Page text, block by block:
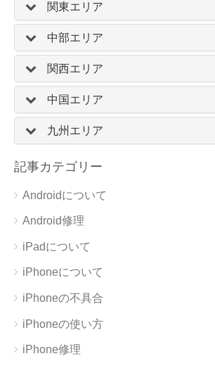
関東エリア
中部エリア
関西エリア
中国エリア
九州エリア
記事カテゴリー
Androidについて
Android修理
iPadについて
iPhoneについて
iPhoneの不具合
iPhoneの使い方
iPhone修理